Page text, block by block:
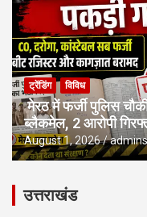
ट्रेंडिंग विविध
मेरठ में फर्जी पुलिस
ब्लैकमेल, 2 आरोपी
August 1, 2026
उत्तराखंड